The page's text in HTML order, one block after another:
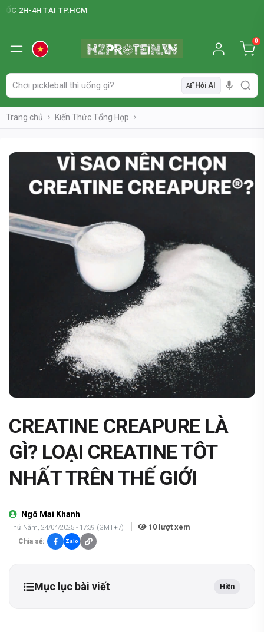
TẠI TP.HCM
AI Hỏi AI
0
Trang chủ Kiến Thức Tổng Hợp
CREATINE CREAPURE LÀ
GÌ? LOẠI CREATINE TÔT
NHẤT TRÊN THẾ GIỚI
Ngô Mai Khanh
Thứ Năm, 24/04/2025 - 17:39 (GMT+7) 10 lượt xem
Chia sẻ: Zalo
Mục lục bài viết Hiện